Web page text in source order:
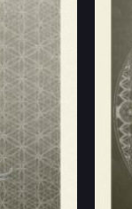
a la
lista
deseos